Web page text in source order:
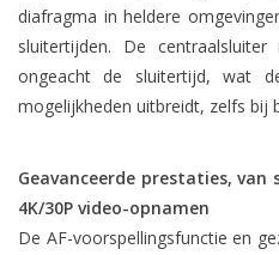
diafragma in heldere
sluitertijden. De
ongeacht de sluitertijd, wat
mogelijkheden uitbreidt, zelfs bij
Geavanceerde prestaties,
4K/30P video-opnamen
De AF-voorspellingsfunctie en